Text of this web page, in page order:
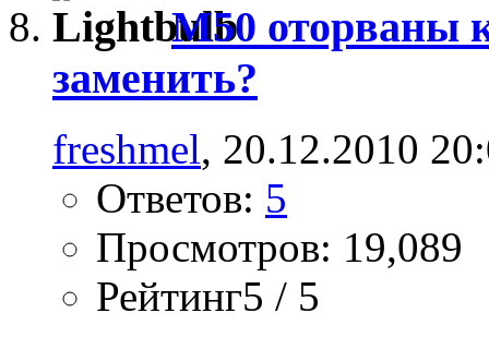
M50 оторваны
заменить?
freshmel, 20.12.2010
Ответов: 5
Просмотров: 19,089
Рейтинг5 / 5